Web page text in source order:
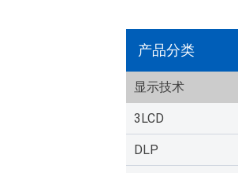
产品分类
显示技术
3LCD
DLP